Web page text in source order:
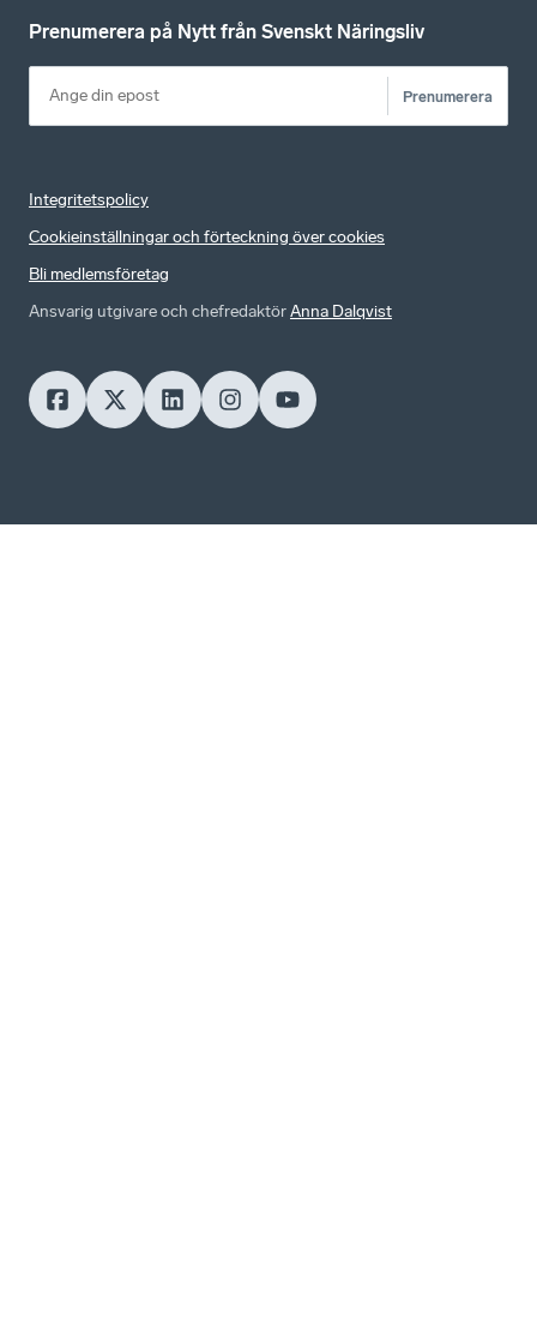
Prenumerera på Nytt från Svenskt Näringsliv
Prenumerera
Integritetspolicy
Cookieinställningar och förteckning över cookies
Bli medlemsföretag
Ansvarig utgivare och chefredaktörAnna Dalqvist